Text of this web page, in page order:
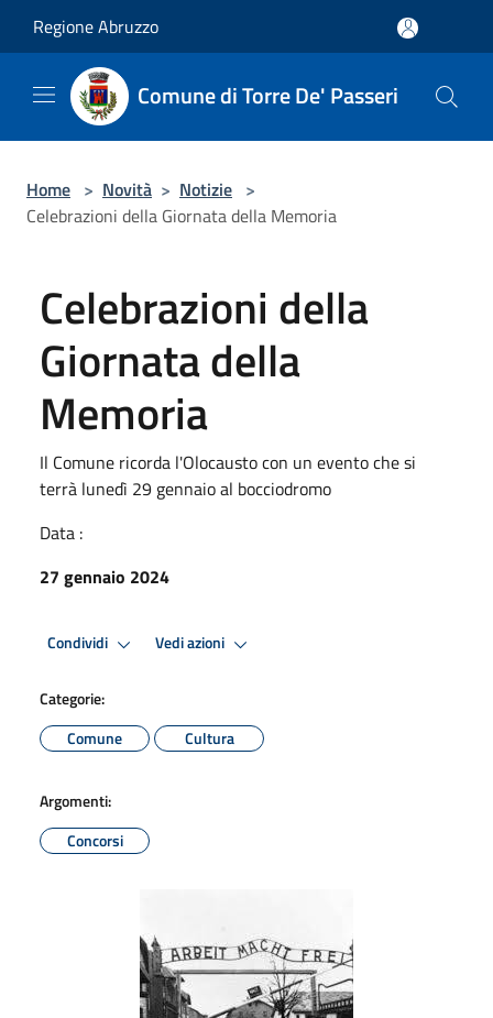
Regione Abruzzo
Comune di Torre De' Passeri
Home > Novità > Notizie >
Celebrazioni della Giornata della Memoria
Celebrazioni della
Giornata della
Memoria
Il Comune ricorda l'Olocausto con un evento che si
terrà lunedì 29 gennaio al bocciodromo
Data :
27 gennaio 2024
Condividi Vedi azioni
Categorie:
Comune
Cultura
Argomenti:
Concorsi